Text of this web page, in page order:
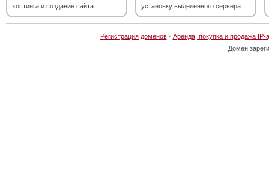
хостинга и создание сайта.
установку выделенного сервера.
Регистрация доменов· Аренда, покупка и продажа IP-
Домен